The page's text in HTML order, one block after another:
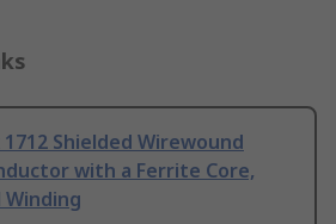
Shielded Wirewound
with a Ferrite Core,
Winding